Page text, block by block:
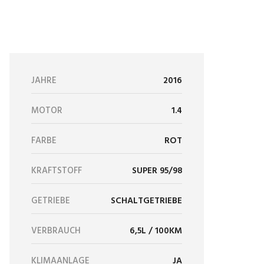
JAHRE 2016
MOTOR 1.4
FARBE ROT
KRAFTSTOFF SUPER 95/98
GETRIEBE SCHALTGETRIEBE
VERBRAUCH 6,5L / 100KM
KLIMAANLAGE JA